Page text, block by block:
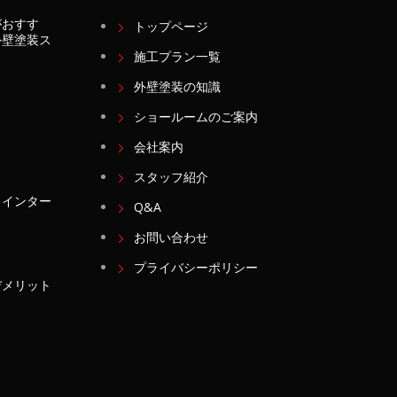
すす
塗装ス
ンター
リット
トップページ
施工プラン一覧
外壁塗装の知識
ショールームのご案内
会社案内
スタッフ紹介
Q&A
お問い合わせ
プライバシーポリシー